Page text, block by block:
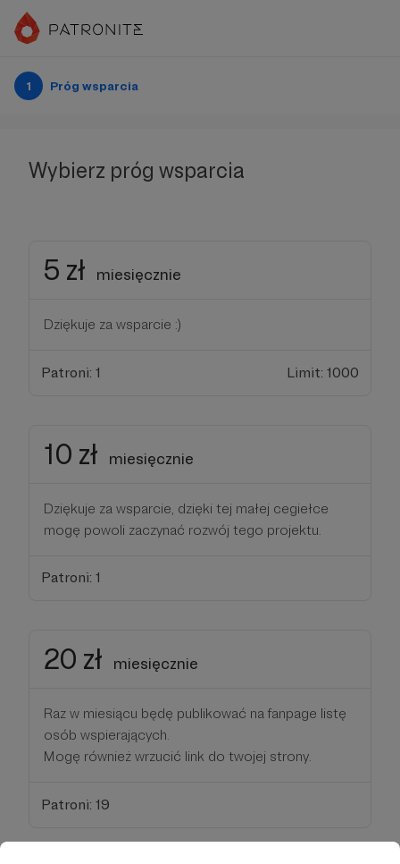
1 Próg wsparcia
Wybierz próg wsparcia
5 zł miesięcznie
Dziękuje za wsparcie :)
Patroni: 1 Limit: 1000
10 zł miesięcznie
Dziękuje za wsparcie, dzięki tej małej cegiełce
mogę powoli zaczynać rozwój tego projektu.
Patroni: 1
20 zł miesięcznie
Raz w miesiącu będę publikować na fanpage listę
osób wspierających.
Mogę również wrzucić link do twojej strony.
Patroni: 19